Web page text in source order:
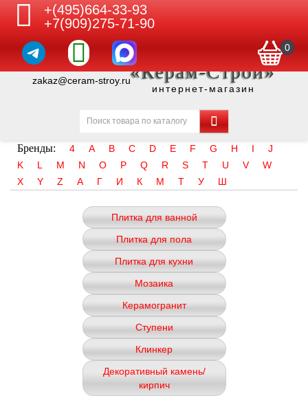
+(495)664-33-93
+7(909)275-71-90
0
zakaz@ceram-stroy.ru«Керам-Строй»
интернет-магазин
Бренды: 4 A B C D E F G H I
J
K
L M N O P Q R S T U V
W
X
Y Z А Г И К М Т У Ш
Плитка для ванной
Плитка для пола
Плитка для кухни
Мозаика
Керамогранит
Ступени
Клинкер
Декоративный камень/
кирпич